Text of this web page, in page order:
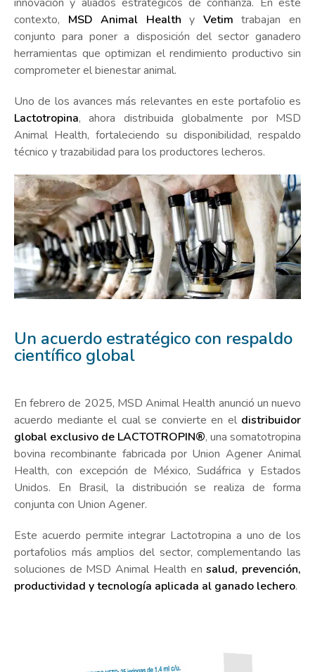
contexto, MSD Animal Health y Vetim trabajan en
conjunto para poner a disposición del sector ganadero
herramientas que optimizan el rendimiento productivo sin
comprometer el bienestar animal.
Uno de los avances más relevantes en este portafolio es
Lactotropina, ahora distribuida globalmente por MSD
Animal Health, fortaleciendo su disponibilidad, respaldo
técnico y trazabilidad para los productores lecheros.
Un acuerdo estratégico con respaldo
científico global
En febrero de 2025, MSD Animal Health anunció un nuevo
acuerdo mediante el cual se convierte en el distribuidor
global exclusivo de LACTOTROPIN®, una somatotropina
bovina recombinante fabricada por Union Agener Animal
Health, con excepción de México, Sudáfrica y Estados
Unidos. En Brasil, la distribución se realiza de forma
conjunta con Union Agener.
Este acuerdo permite integrar Lactotropina a uno de los
portafolios más amplios del sector, complementando las
soluciones de MSD Animal Health ensalud, prevención,
productividad y tecnología aplicada al ganado lechero.